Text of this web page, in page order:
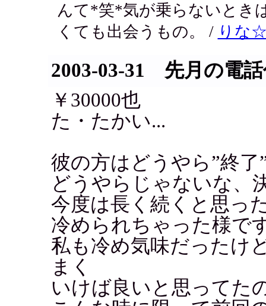
んて*笑*気が乗らないとき
くても出会うもの。 / りな
2003-03-31 先月の電
￥30000也
た・たかい...
彼の方はどうやら”終
どうやらじゃないな、
今度は長く続くと思っ
冷められちゃった様で
私も冷め気味だったけ
まく
いけば良いと思ってた